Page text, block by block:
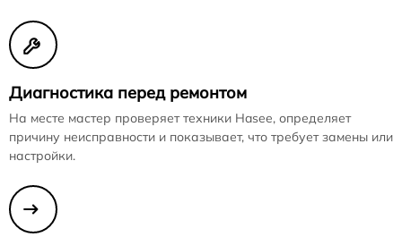
Диагностика перед ремонтом
На месте мастер проверяет техники Hasee, определяет
причину неисправности и показывает, что требует замены или
настройки.